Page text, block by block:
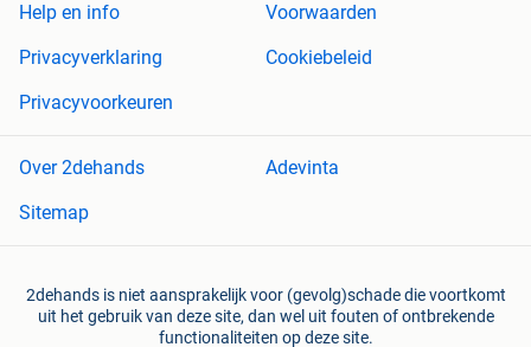
Help en info
Voorwaarden
Privacyverklaring
Cookiebeleid
Privacyvoorkeuren
Over 2dehands
Adevinta
Sitemap
2dehands is niet aansprakelijk voor (gevolg)schade die voortkomt
uit het gebruik van deze site, dan wel uit fouten of ontbrekende
functionaliteiten op deze site.